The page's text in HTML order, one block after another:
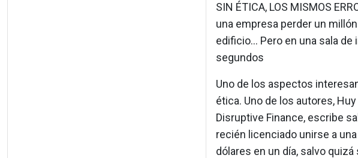
SIN ÉTICA, LOS MISMOS
una empresa perder un
edificio... Pero en una sala
segundos
Uno de los aspectos
ética. Uno de los autores,
Disruptive Finance, escribe
recién licenciado unirse a
dólares en un día, salvo